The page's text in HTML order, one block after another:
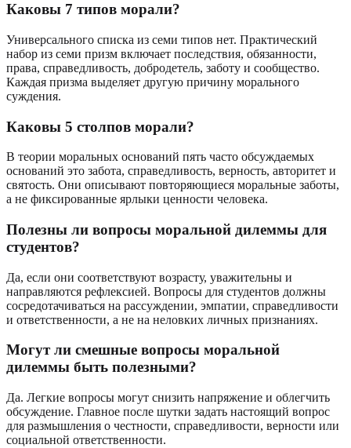
Каковы 7 типов морали?
Универсального списка из семи типов нет. Практический
набор из семи призм включает последствия, обязанности,
права, справедливость, добродетель, заботу и сообщество.
Каждая призма выделяет другую причину морального
суждения.
Каковы 5 столпов морали?
В теории моральных оснований пять часто обсуждаемых
оснований это забота, справедливость, верность, авторитет и
святость. Они описывают повторяющиеся моральные заботы,
а не фиксированные ярлыки ценности человека.
Полезны ли вопросы моральной дилеммы для
студентов?
Да, если они соответствуют возрасту, уважительны и
направляются рефлексией. Вопросы для студентов должны
сосредотачиваться на рассуждении, эмпатии, справедливости
и ответственности, а не на неловких личных признаниях.
Могут ли смешные вопросы моральной
дилеммы быть полезными?
Да. Легкие вопросы могут снизить напряжение и облегчить
обсуждение. Главное после шутки задать настоящий вопрос
для размышления о честности, справедливости, верности или
социальной ответственности.